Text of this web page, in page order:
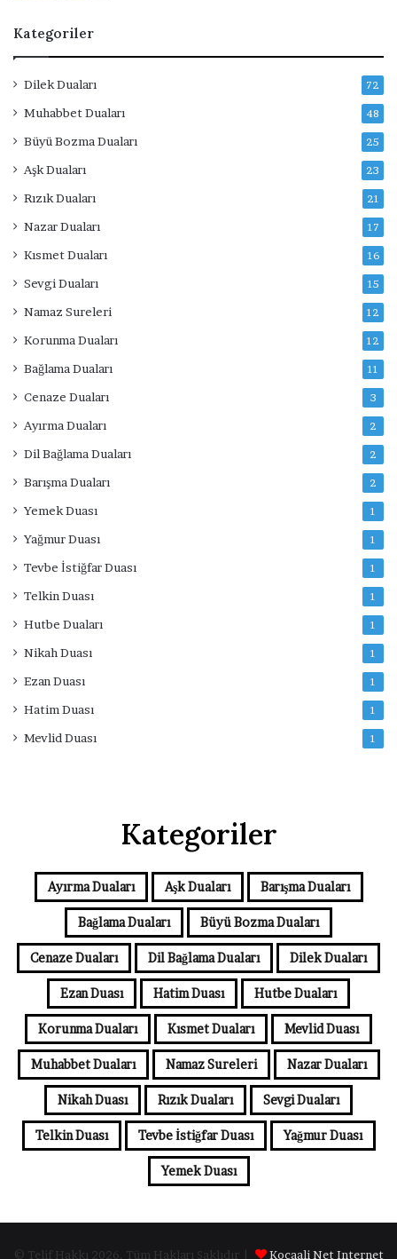
Kategoriler
Dilek Duaları 72
Muhabbet Duaları 48
Büyü Bozma Duaları 25
Aşk Duaları 23
Rızık Duaları 21
Nazar Duaları 17
Kısmet Duaları 16
Sevgi Duaları 15
Namaz Sureleri 12
Korunma Duaları 12
Bağlama Duaları 11
Cenaze Duaları 3
Ayırma Duaları 2
Dil Bağlama Duaları 2
Barışma Duaları 2
Yemek Duası 1
Yağmur Duası 1
Tevbe İstiğfar Duası 1
Telkin Duası 1
Hutbe Duaları 1
Nikah Duası 1
Ezan Duası 1
Hatim Duası 1
Mevlid Duası 1
Kategoriler
Ayırma Duaları Aşk Duaları Barışma Duaları
Bağlama Duaları Büyü Bozma Duaları
Cenaze Duaları Dil Bağlama Duaları Dilek Duaları
Ezan Duası Hatim Duası Hutbe Duaları
Korunma Duaları Kısmet Duaları Mevlid Duası
Muhabbet Duaları Namaz Sureleri Nazar Duaları
Nikah Duası Rızık Duaları Sevgi Duaları
Telkin Duası Tevbe İstiğfar Duası Yağmur Duası
Yemek Duası
© Telif Hakkı 2026, Tüm Hakları Saklıdır | Kocaali Net Internet